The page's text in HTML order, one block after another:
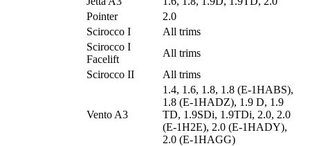
Pointer
2.0
Scirocco I
All trims
Scirocco I
Facelift
All trims
Scirocco II
All trims
Vento A3
1.4, 1.6, 1.8, 1.8 (E-1HABS),
1.8 (E-1HADZ), 1.9 D, 1.9
TD, 1.9SDi, 1.9TDi, 2.0, 2.0
(E-1H2E), 2.0 (E-1HADY),
2.0 (E-1HAGG)